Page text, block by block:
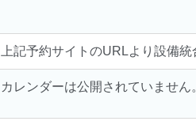
上記予約サイトのURLより設備
カレンダーは公開されていません